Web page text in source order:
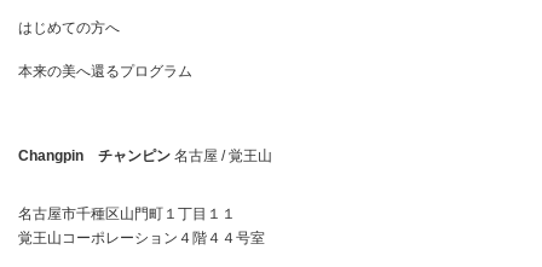
はじめての方へ
本来の美へ還るプログラム
Changpin チャンピン 名古屋 / 覚王山
名古屋市千種区山門町１丁目１１
覚王山コーポレーション４階４４号室